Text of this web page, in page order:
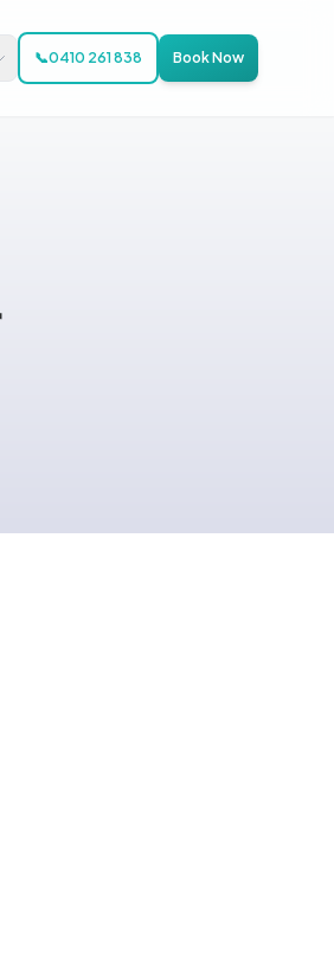
📞0410 261 838 Book Now